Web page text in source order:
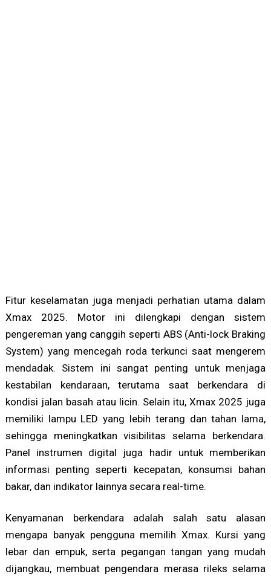
Fitur keselamatan juga menjadi perhatian utama dalam
Xmax 2025. Motor ini dilengkapi dengan sistem
pengereman yang canggih seperti ABS (Anti-lock Braking
System) yang mencegah roda terkunci saat mengerem
mendadak. Sistem ini sangat penting untuk menjaga
kestabilan kendaraan, terutama saat berkendara di
kondisi jalan basah atau licin. Selain itu, Xmax 2025 juga
memiliki lampu LED yang lebih terang dan tahan lama,
sehingga meningkatkan visibilitas selama berkendara.
Panel instrumen digital juga hadir untuk memberikan
informasi penting seperti kecepatan, konsumsi bahan
bakar, dan indikator lainnya secara real-time.
Kenyamanan berkendara adalah salah satu alasan
mengapa banyak pengguna memilih Xmax. Kursi yang
lebar dan empuk, serta pegangan tangan yang mudah
dijangkau, membuat pengendara merasa rileks selama